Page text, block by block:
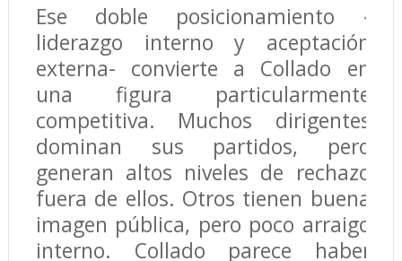
Ese doble posicionamiento -
liderazgo interno y aceptación
externa- convierte a Collado en
una figura particularmente
competitiva. Muchos dirigentes
dominan sus partidos, pero
generan altos niveles de rechazo
fuera de ellos. Otros tienen buena
imagen pública, pero poco arraigo
interno. Collado parece haber